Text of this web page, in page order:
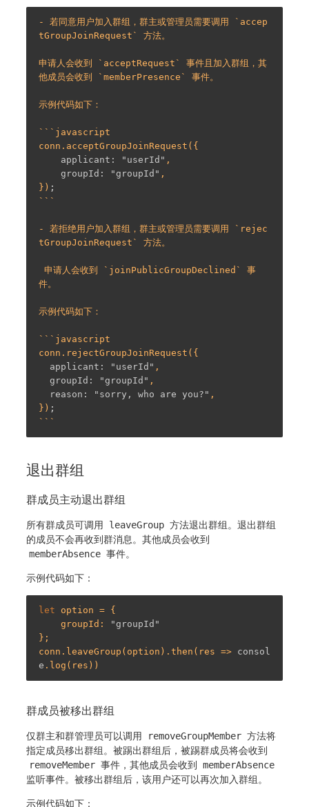
- 若同意用户加入群组，群主或管理员需要调用 `accep
tGroupJoinRequest` 方法。
申请人会收到 `acceptRequest` 事件且加入群组，其
他成员会收到 `memberPresence` 事件。
示例代码如下：
```javascript
    applicant:
"userId"
    groupId:
"groupId" ,
}) ;
```
- 若拒绝用户加入群组，群主或管理员需要调用 `rejec
tGroupJoinRequest` 方法。
件。
示例代码如下：
```javascript
  applicant:
"userId"
  groupId:
"groupId"
  reason:
"sorry, who are you?" ,
}) ;
退出群组
群成员主动退出群组
所有群成员可调用 leaveGroup 方法退出群组。退出群组
的成员不会再收到群消息。其他成员会收到
memberAbsence 事件。
示例代码如下：
let option = {
    groupId:
"groupId"
};
conn.leaveGroup(option).then(res => consol
e
群成员被移出群组
仅群主和群管理员可以调用 removeGroupMember 方法将
指定成员移出群组。被踢出群组后，被踢群成员将会收到
removeMember 事件，其他成员会收到
memberAbsence
监听事件。被移出群组后，该用户还可以再次加入群组。
示例代码如下：